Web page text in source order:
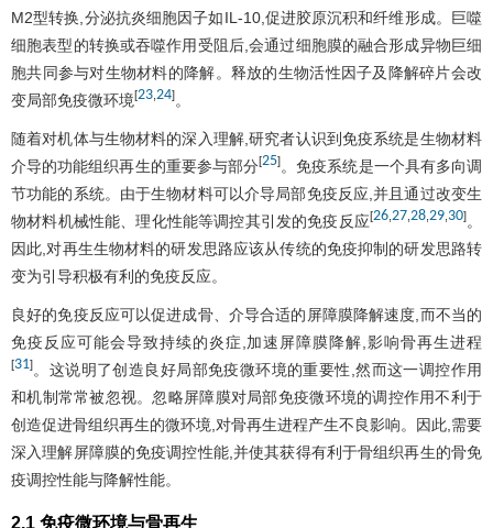
M2型转换,分泌抗炎细胞因子如IL-10,促进胶原沉积和纤维形成。巨噬
细胞表型的转换或吞噬作用受阻后,会通过细胞膜的融合形成异物巨细
胞共同参与对生物材料的降解。释放的生物活性因子及降解碎片会改
变局部免疫微环境[23,24] 。
随着对机体与生物材料的深入理解,研究者认识到免疫系统是生物材料
介导的功能组织再生的重要参与部分[25] 。免疫系统是一个具有多向调
节功能的系统。由于生物材料可以介导局部免疫反应,并且通过改变生
物材料机械性能、理化性能等调控其引发的免疫反应[26,27,28,29,30]。
因此,对再生生物材料的研发思路应该从传统的免疫抑制的研发思路转
变为引导积极有利的免疫反应。
良好的免疫反应可以促进成骨、介导合适的屏障膜降解速度,而不当的
免疫反应可能会导致持续的炎症,加速屏障膜降解,影响骨再生进程
[31] 。这说明了创造良好局部免疫微环境的重要性,然而这一调控作用
和机制常常被忽视。忽略屏障膜对局部免疫微环境的调控作用不利于
创造促进骨组织再生的微环境,对骨再生进程产生不良影响。因此,需要
深入理解屏障膜的免疫调控性能,并使其获得有利于骨组织再生的骨免
疫调控性能与降解性能。
2.1 免疫微环境与骨再生